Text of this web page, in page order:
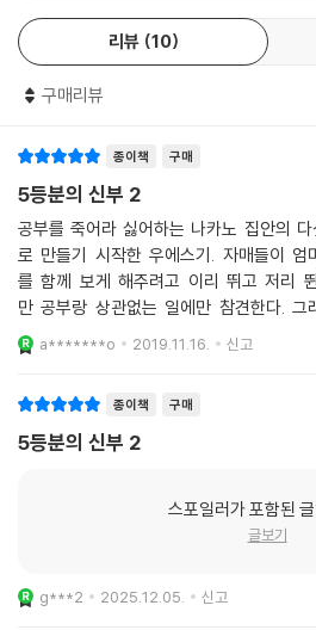
리뷰 10
구매리뷰
종이책 구매
5등분의 신부 2
공부를 죽어라 싫어하는 나카노 집안의
로 만들기 시작한 우에스기. 자매들이 엄
를 함께 보게 해주려고 이리 뛰고 저리
만 공부랑 상관없는 일에만 참견한다. 그
는 일은 없어질 것 같다. 아직 등장인물
기 식구들과 수염난 매니저까지 채 열
a*******o 2019.11.16. 신고
종이책 구매
5등분의 신부 2
스포일러가 포함된
글보기
g***2 2025.12.05. 신고